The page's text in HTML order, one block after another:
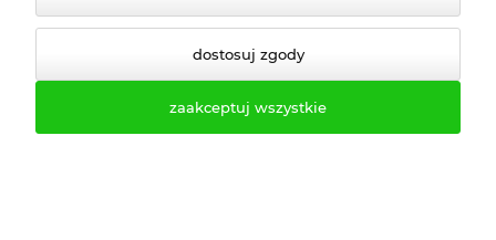
dostosuj zgody
zaakceptuj wszystkie